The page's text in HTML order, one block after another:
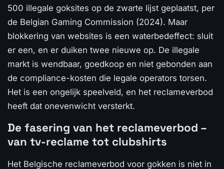
500 illegale goksites op de zwarte lijst geplaatst, per
de Belgian Gaming Commission (2024). Maar
blokkering van websites is een waterbedeffect: sluit
er een, en er duiken twee nieuwe op. De illegale
markt is wendbaar, goedkoop en niet gebonden aan
de compliance-kosten die legale operators torsen.
Het is een ongelijk speelveld, en het reclameverbod
heeft dat onevenwicht versterkt.
De fasering van het reclameverbod –
van tv-reclame tot clubshirts
Het Belgische reclameverbod voor gokken is niet in